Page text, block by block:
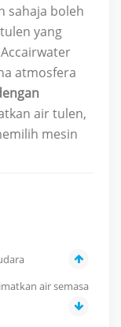
sahaja boleh
yang
atmosfera
air tulen,
mesin
air semasa